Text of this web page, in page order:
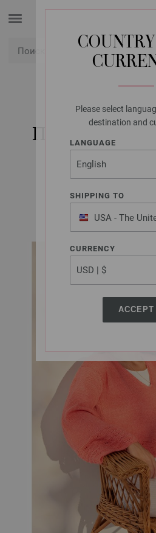
Please select
destination and
LANGUAGE
SHIPPING TO
USA - The
of America
CURRENCY
ACCEPT
LANA
ПУЛОВЕР
Classici No. 26 |